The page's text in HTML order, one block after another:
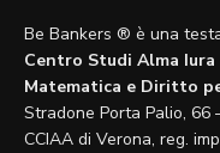
Be Bankers ® è una
Centro Studi Alma Iura
Matematica e Diritto
Stradone Porta Palio, 66
CCIAA di Verona, reg.